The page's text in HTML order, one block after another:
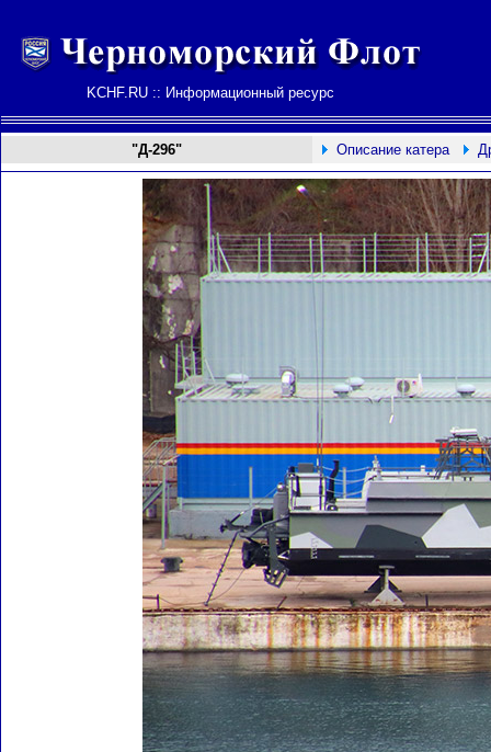
KCHF.RU :: Информационный ресурс
"Д-296" Описание катера